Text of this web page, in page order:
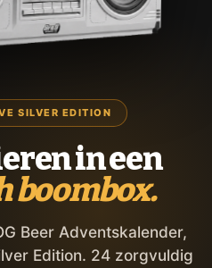
SILVER EDITION
in een
boombox.
Beer Adventskalender,
Edition. 24 zorgvuldig